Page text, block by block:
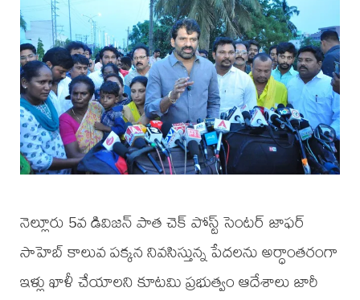
నెల్లూరు 5వ డివిజన్ పాత చెక్ పోస్ట్ సెంటర్ జాఫర్
సాహెబ్ కాలువ పక్కన నివసిస్తున్న పేదలను అర్ధాంతరంగా
ఇళ్లు ఖాళీ చేయాలని కూటమి ప్రభుత్వం ఆదేశాలు జారీ